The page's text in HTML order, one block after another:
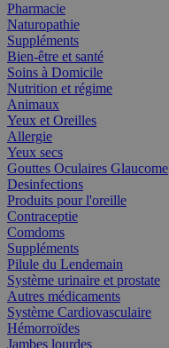
Pharmacie
Naturopathie
Suppléments
Bien-être et santé
Soins à Domicile
Nutrition et régime
Animaux
Yeux et Oreilles
Allergie
Yeux secs
Gouttes Oculaires Glaucome
Desinfections
Produits pour l'oreille
Contraceptie
Comdoms
Suppléments
Pilule du Lendemain
Système urinaire et prostate
Autres médicaments
Système Cardiovasculaire
Hémorroïdes
Jambes lourdes